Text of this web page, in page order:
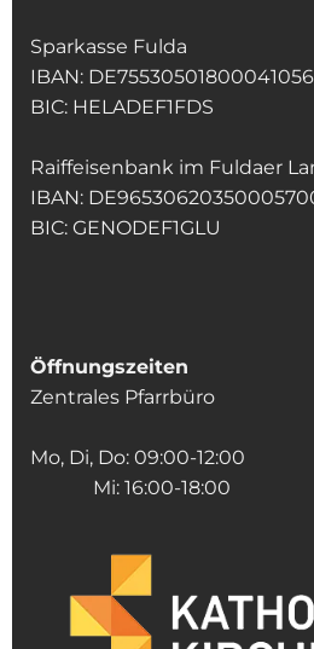
Sparkasse Fulda
IBAN:
BIC: HELADEF1FDS
Raiffeisenbank im Fuldaer
IBAN:
BIC: GENODEF1GLU
Öffnungszeiten
Zentrales Pfarrbüro
Mo, Di, Do: 09:00-12:00
Mi: 16:00-18:00